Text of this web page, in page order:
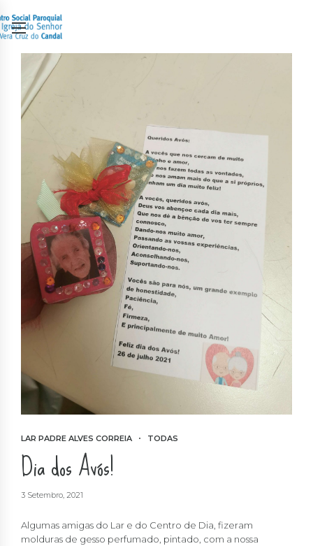
LAR PADRE ALVES CORREIA TODAS
Dia dos Avós!
3 Setembro, 2021
Algumas amigas do Lar e do Centro de Dia, fizeram
molduras de gesso perfumado, pintado, com a nossa